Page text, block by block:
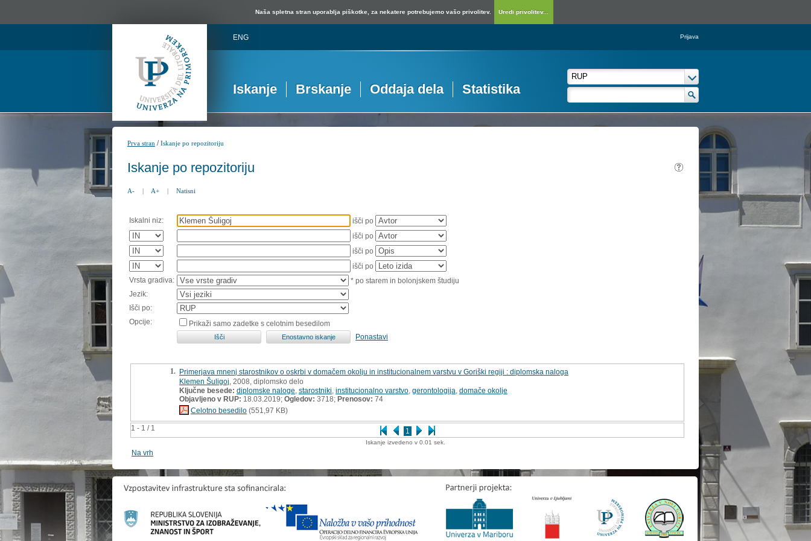
Naša spletna stran uporablja piškotke, za nekatere potrebujemo vašo privolitev. Uredi privolitev...
ENG Prijava
Iskanje Brskanje Oddaja dela Statistika
Prva stran /Iskanje po repozitoriju
Iskanje po repozitoriju
A- | A+ | Natisni
Iskalni niz:
išči po
išči po
išči po
išči po
Vrsta gradiva:
* po starem in bolonjskem študiju
Jezik:
Išči po:
Opcije:
Prikaži samo zadetke s celotnim besedilom
Ponastavi
1 - 1 / 1 1
1. Primerjava mnenj starostnikov o oskrbi v domačem okolju in institucionalnem varstvu v Goriški regiji : diplomska naloga
Klemen Šuligoj , 2008, diplomsko delo
Ključne besede: diplomske naloge starostniki institucionalno varstvo gerontologija domače okolje
Objavljeno v RUP: 18.03.2019; Ogledov: 3718; Prenosov: 74
Celotno besedilo (551,97 KB)
Iskanje izvedeno v 0.01 sek.
Na vrh